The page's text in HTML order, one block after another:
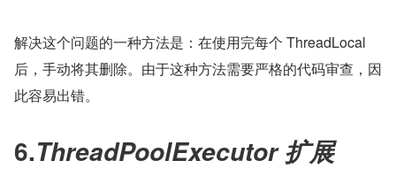
解决这个问题的一种方法是：在使用完每个 ThreadLocal
后，手动将其删除。由于这种方法需要严格的代码审查，因
此容易出错。
6.ThreadPoolExecutor 扩展